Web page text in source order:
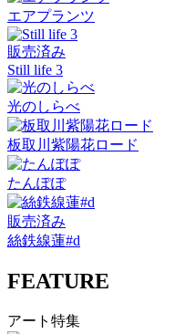
エアプランツ
販売済み
Still life 3
光のしらべ
板取川紫陽花ロード
たんぽぽ
販売済み
絲鉄線蓮#d
FEATURE
アート特集